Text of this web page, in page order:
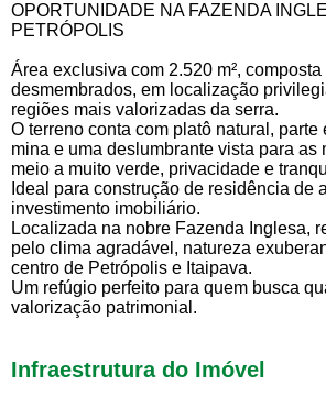
OPORTUNIDADE NA FAZENDA
PETRÓPOLIS
Área exclusiva com 2.520 m²,
desmembrados, em localização
regiões mais valorizadas da serra.
O terreno conta com platô natural, parte
mina e uma deslumbrante vista para as
meio a muito verde, privacidade e
Ideal para construção de residência de
investimento imobiliário.
Localizada na nobre Fazenda Inglesa,
pelo clima agradável, natureza
centro de Petrópolis e Itaipava.
Um refúgio perfeito para quem busca
valorização patrimonial.
Infraestrutura do Imóvel